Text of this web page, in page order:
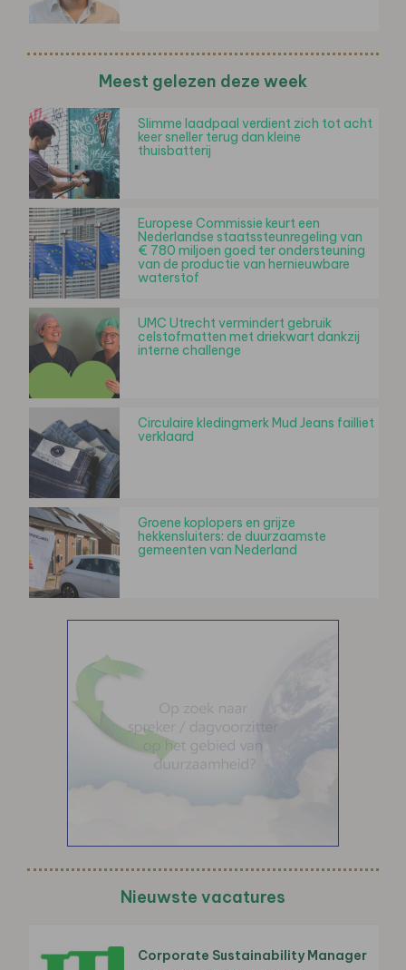
Meest gelezen deze week
Slimme laadpaal verdient zich tot acht
keer sneller terug dan kleine
thuisbatterij
Europese Commissie keurt een
Nederlandse staatssteunregeling van
€ 780 miljoen goed ter ondersteuning
van de productie van hernieuwbare
waterstof
UMC Utrecht vermindert gebruik
celstofmatten met driekwart dankzij
interne challenge
Circulaire kledingmerk Mud Jeans failliet
verklaard
Groene koplopers en grijze
hekkensluiters: de duurzaamste
gemeenten van Nederland
Nieuwste vacatures
Corporate Sustainability Manager